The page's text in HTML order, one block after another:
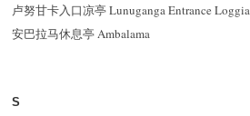
卢努甘卡入口凉亭 Lunuganga Entrance Loggia
安巴拉马休息亭 Ambalama
S